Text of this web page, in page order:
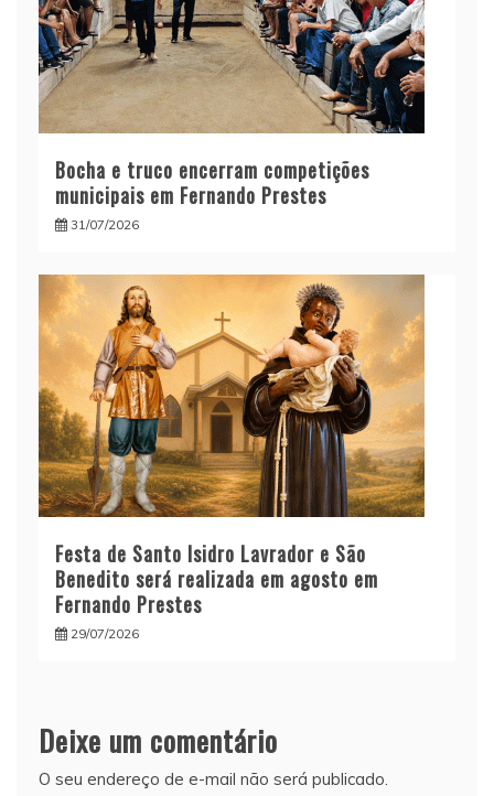
Bocha e truco encerram competições
municipais em Fernando Prestes
31/07/2026
Festa de Santo Isidro Lavrador e São
Benedito será realizada em agosto em
Fernando Prestes
29/07/2026
Deixe um comentário
O seu endereço de e-mail não será publicado.